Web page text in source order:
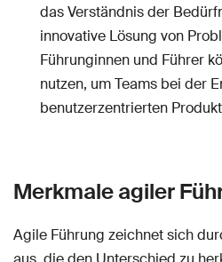
das Verständnis der
innovative Lösung von
Führunginnen und Führer
nutzen, um Teams bei der
benutzerzentrierten
Merkmale agiler
Agile Führung zeichnet sich